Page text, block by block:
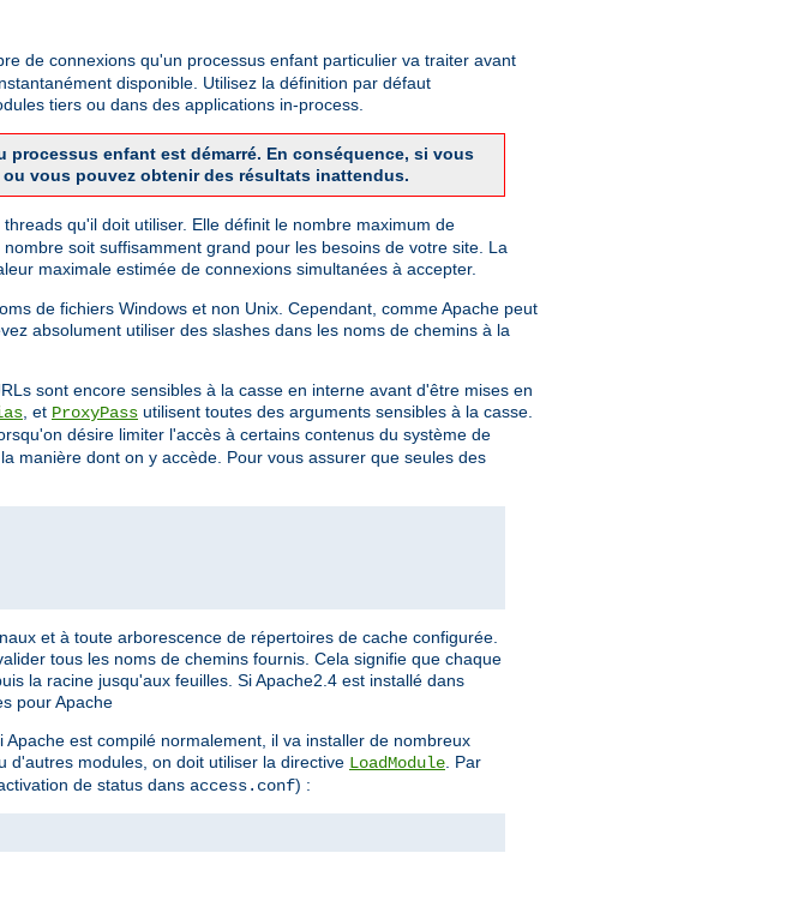
de connexions qu'un processus enfant particulier va traiter avant
disponible. Utilisez la définition par défaut
tiers ou dans des applications in-process.
enfant est démarré. En conséquence, si vous
vous pouvez obtenir des résultats inattendus.
qu'il doit utiliser. Elle définit le nombre maximum de
soit suffisamment grand pour les besoins de votre site. La
maximale estimée de connexions simultanées à accepter.
de fichiers Windows et non Unix. Cependant, comme Apache peut
absolument utiliser des slashes dans les noms de chemins à la
sont encore sensibles à la casse en interne avant d'être mises en
, et ProxyPass utilisent toutes des arguments sensibles à la casse.
désire limiter l'accès à certains contenus du système de
manière dont on y accède. Pour vous assurer que seules des
et à toute arborescence de répertoires de cache configurée.
tous les noms de chemins fournis. Cela signifie que chaque
la racine jusqu'aux feuilles. Si Apache2.4 est installé dans
pour Apache
est compilé normalement, il va installer de nombreux
d'autres modules, on doit utiliser la directive LoadModule. Par
de status dans access.conf) :